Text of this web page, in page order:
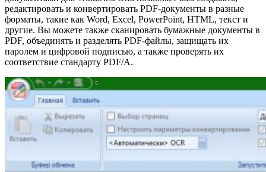
редактировать и конвертировать PDF-документы в разные
форматы, такие как Word, Excel, PowerPoint, HTML, текст и
другие. Вы можете также сканировать бумажные документы в
PDF, объединять и разделять PDF-файлы, защищать их
паролем и цифровой подписью, а также проверять их
соответствие стандарту PDF/A.